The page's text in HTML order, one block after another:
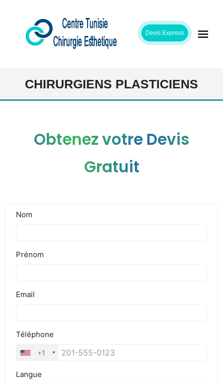
Devis Express
ACCUEIL
DEVIS EXPRESS !
CHIRURGIENS PLASTICIENS
Obtenez votre Devis
Gratuit